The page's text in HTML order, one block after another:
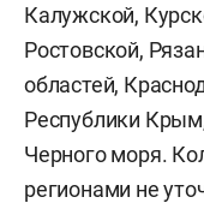
Калужской,
Ростовской,
областей,
Республики
Черного моря.
регионами не